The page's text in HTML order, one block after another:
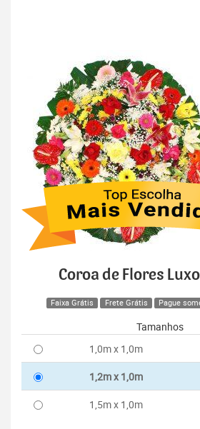
Coroa de Flores
Faixa Grátis Frete Grátis Pague
Tamanhos
1,0m x 1,0m
1,2m x 1,0m
1,5m x 1,0m